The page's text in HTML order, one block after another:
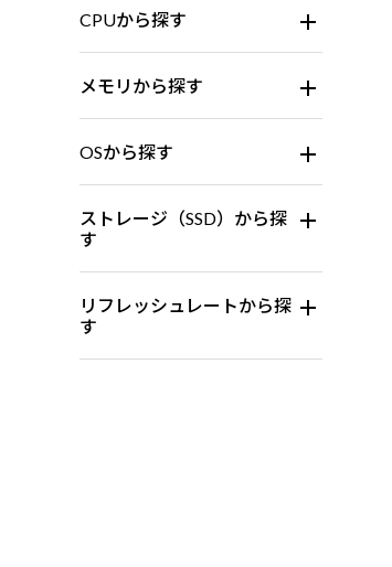
CPUから探す
メモリから探す
OSから探す
ストレージ（SSD）から探
す
リフレッシュレートから探
す